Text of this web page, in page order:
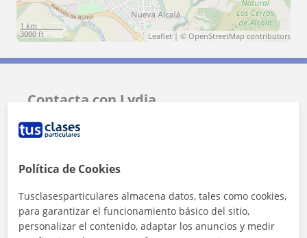
1 km
3000 ft
Leaflet | © OpenStreetMap contributors
Contacta con Lydia
Tarifa
1ª clase gratis
Política de Cookies
Tusclasesparticulares almacena datos, tales como cookies,
para garantizar el funcionamiento básico del sitio,
personalizar el contenido, adaptar los anuncios y medir